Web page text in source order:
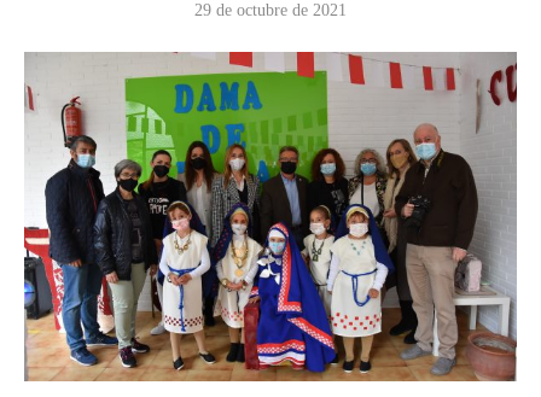
29 de octubre de 2021